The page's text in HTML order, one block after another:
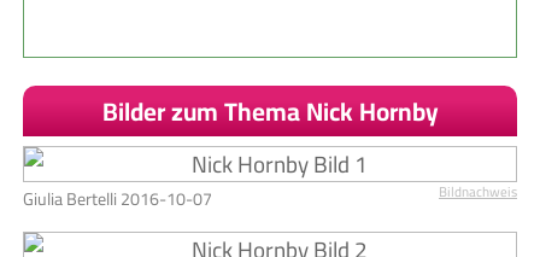
Bilder zum Thema Nick Hornby
Bildnachweis
Giulia Bertelli 2016-10-07